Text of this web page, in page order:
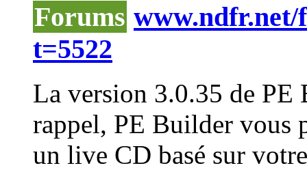
Forums www.ndfr.net/
t=5522
La version 3.0.35 de
rappel, PE Builder vous
un live CD basé sur